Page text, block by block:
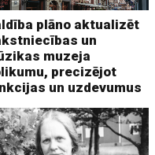
plāno aktualizēt
un
muzeja
precizējot
un uzdevumus